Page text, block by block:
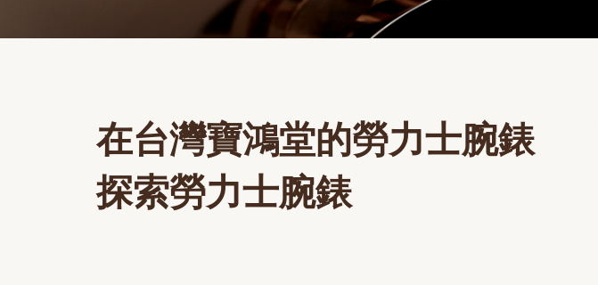
在台灣寶鴻堂的勞力士腕錶
探索勞力士腕錶